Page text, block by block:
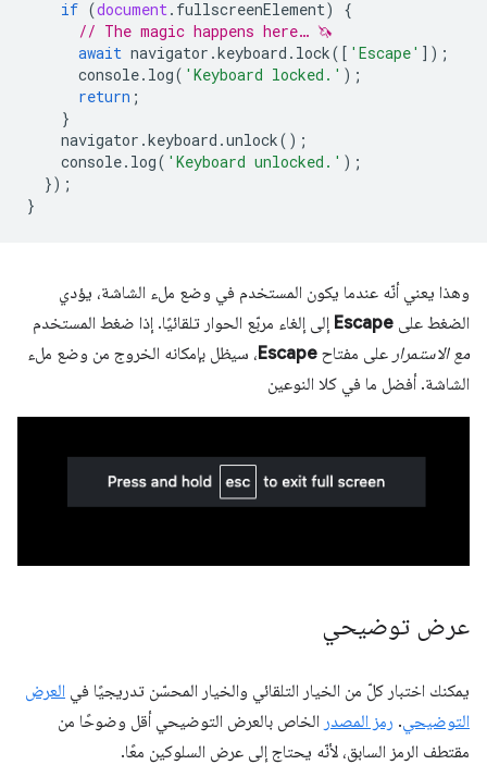
if (document. fullscreenElement)
{
// The magic happens here… 🦄
await navigator .keyboard . lock([ 'Escape' ]);
console. log( 'Keyboard locked.' );
return ;
}
navigator .keyboard .unlock();
console. log( 'Keyboard unlocked.' );
});
}
وهذا يعني أنّه عندما يكون المستخدم في وضع ملء الشاشة، يؤدي
الضغط على Escape إلى إلغاء مربّع الحوار تلقائيًا. إذا ضغط المستخدم
مع الاستمرار على مفتاح Escape، سيظل بإمكانه الخروج من وضع ملء
الشاشة. أفضل ما في كلا النوعين
عرض توضيحي
يمكنك اختبار كلّ من الخيار التلقائي والخيار المحسّن تدريجيًا في العرض
التوضيحي. رمز المصدر الخاص بالعرض التوضيحي أقل وضوحًا من
مقتطف الرمز السابق، لأنّه يحتاج إلى عرض السلوكين معًا.